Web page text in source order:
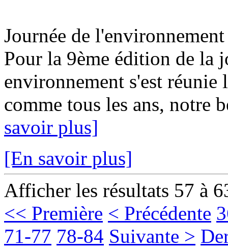
Journée de
Pour la 9ème édition de la
environnement s'est
comme tous les ans, notre
savoir plus]
[En savoir plus]
Afficher les résultats 57 à
<< Première < Précédente
71-77 78-84 Suivante >